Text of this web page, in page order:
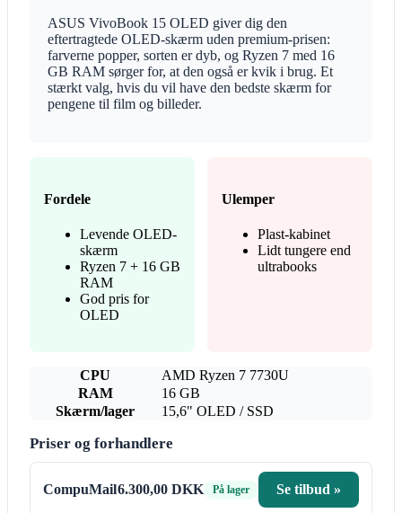
ASUS VivoBook 15 OLED giver dig den
eftertragtede OLED-skærm uden premium-prisen:
farverne popper, sorten er dyb, og Ryzen 7 med 16
GB RAM sørger for, at den også er kvik i brug. Et
stærkt valg, hvis du vil have den bedste skærm for
pengene til film og billeder.
Fordele
Levende OLED-
skærm
Ryzen 7 + 16 GB
RAM
God pris for
OLED
Ulemper
Plast-kabinet
Lidt tungere end
ultrabooks
CPU
AMD Ryzen 7 7730U
RAM
16 GB
Skærm/lager
15,6" OLED / SSD
Priser og forhandlere
CompuMail6.300,00 DKK På lager Se tilbud »